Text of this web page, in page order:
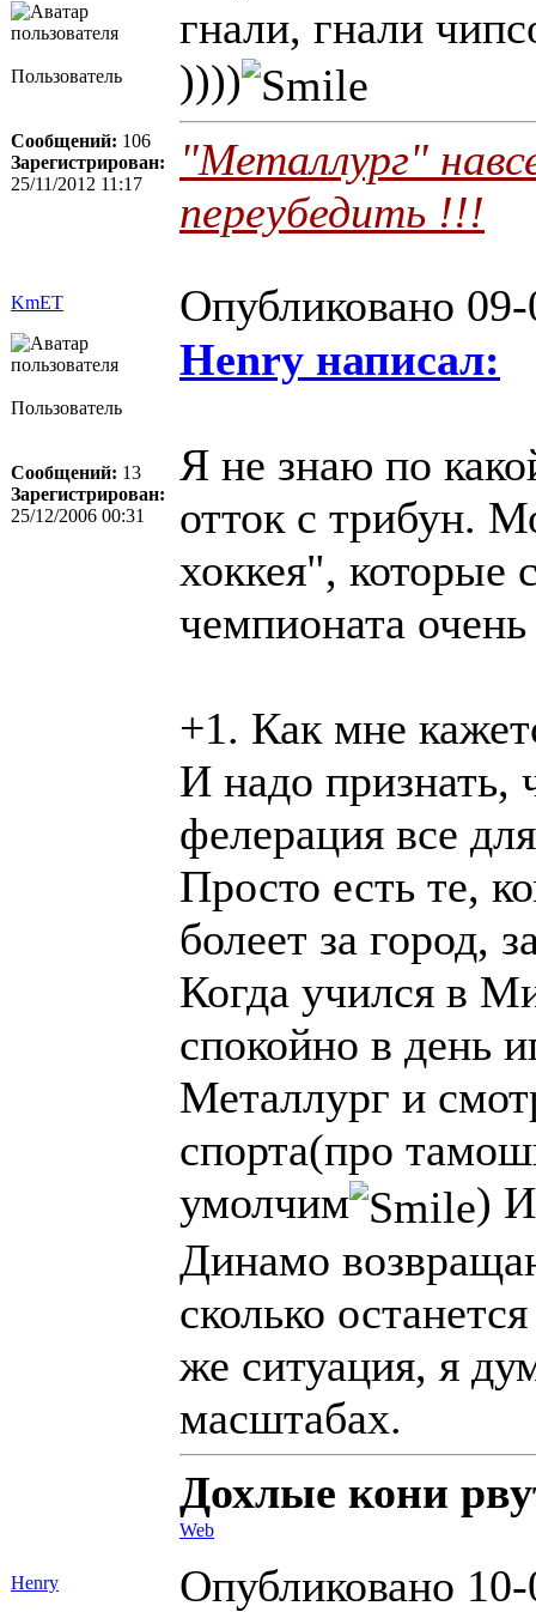
Пользователь
Сообщений: 106
Зарегистрирован:
25/11/2012 11:17
гнали, гнали
))))
"Металлург"
переубедить !!!
KmET Опубликовано
Пользователь
Сообщений: 13
Зарегистрирован:
25/12/2006 00:31
Henry написал:
Я не знаю по
отток с трибун.
хоккея", которые
чемпионата
+1. Как мне
И надо признать,
фелерация все
Просто есть те,
болеет за город,
Когда учился в
спокойно в день
Металлург и
спорта(про
умолчим
) И
Динамо
сколько
же ситуация, я
масштабах.
Дохлые кони
Web
Henry Опубликовано